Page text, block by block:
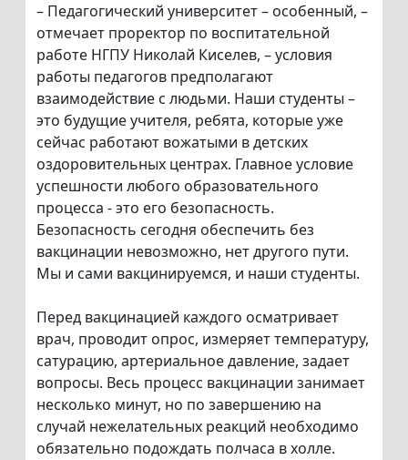
– Педагогический университет – особенный, –
отмечает проректор по воспитательной
работе НГПУ Николай Киселев, – условия
работы педагогов предполагают
взаимодействие с людьми. Наши студенты –
это будущие учителя, ребята, которые уже
сейчас работают вожатыми в детских
оздоровительных центрах. Главное условие
успешности любого образовательного
процесса - это его безопасность.
Безопасность сегодня обеспечить без
вакцинации невозможно, нет другого пути.
Мы и сами вакцинируемся, и наши студенты.
Перед вакцинацией каждого осматривает
врач, проводит опрос, измеряет температуру,
сатурацию, артериальное давление, задает
вопросы. Весь процесс вакцинации занимает
несколько минут, но по завершению на
случай нежелательных реакций необходимо
обязательно подождать полчаса в холле.